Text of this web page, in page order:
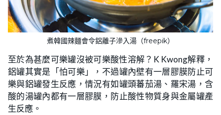
煮韓國辣麵會令鋁離子滲入湯（freepik）
至於為甚麼可樂罐沒被可樂酸性溶解？K Kwong解釋，
鋁罐其實是「怕可樂」，不過罐內壁有一層膠膜防止可
樂與鋁罐發生反應，情況有如罐頭蕃茄湯、羅宋湯，含
酸的湯罐內都有一層膠膜，防止酸性物質身與金屬罐產
生反應。